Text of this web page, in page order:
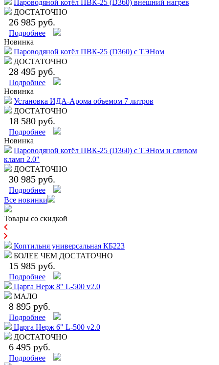
Пароводяной котёл ПВК-25 (D360) внешний нагрев
ДОСТАТОЧНО
26 985 руб.
Подробнее
Новинка
Пароводяной котёл ПВК-25 (D360) с ТЭНом
ДОСТАТОЧНО
28 495 руб.
Подробнее
Новинка
Установка ИДА-Арома объемом 7 литров
ДОСТАТОЧНО
18 580 руб.
Подробнее
Новинка
Пароводяной котёл ПВК-25 (D360) с ТЭНом и сливом
кламп 2.0"
ДОСТАТОЧНО
30 985 руб.
Подробнее
Все новинки
Товары со скидкой
Коптильня универсальная КБ223
БОЛЕЕ ЧЕМ ДОСТАТОЧНО
15 985 руб.
Подробнее
Царга Нерж 8" L-500 v2.0
МАЛО
8 895 руб.
Подробнее
Царга Нерж 6" L-500 v2.0
ДОСТАТОЧНО
6 495 руб.
Подробнее